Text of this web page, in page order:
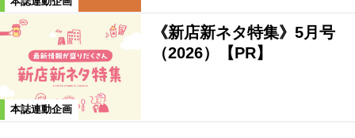
本誌連動企画
《新店新ネタ特集》5月号
（2026）【PR】